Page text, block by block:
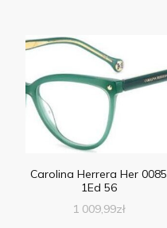
Carolina Herrera Her 0085
1Ed 56
1 009,99zł